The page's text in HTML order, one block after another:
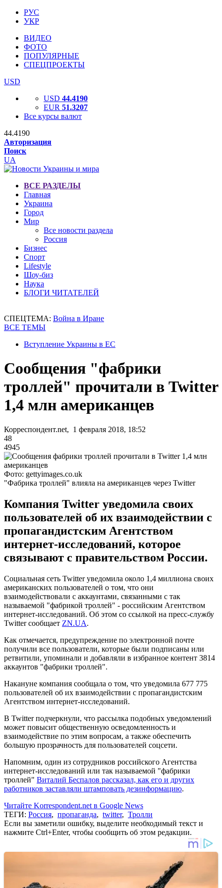
РУС
УКР
ВИДЕО
ФОТО
ПОПУЛЯРНЫЕ
СПЕЦПРОЕКТЫ
USD
USD 44.4190
EUR 51.3207
Все курсы валют
44.4190
Авторизация
Поиск
UA
ВСЕ РАЗДЕЛЫ
Главная
Украина
Город
Мир
Все новости раздела
Россия
Бизнес
Спорт
Lifestyle
Шоу-биз
Наука
БЛОГИ ЧИТАТЕЛЕЙ
СПЕЦТЕМА: Война в Иране
ВСЕ ТЕМЫ
Вступление Украины в ЕС
Сообщения "фабрики
троллей" прочитали в Twitter
1,4 млн американцев
Корреспондент.net, 1 февраля 2018, 18:52
48
4945
Фото: gettyimages.co.uk
"Фабрика троллей" влияла на американцев через Twitter
Компания Twitter уведомила своих
пользователей об их взаимодействии с
пропагандистским Агентством
интернет-исследований, которое
связывают с правительством России.
Социальная сеть Twitter уведомила около 1,4 миллиона своих
американских пользователей о том, что они
взаимодействовали с аккаунтами, связанными с так
называемой "фабрикой троллей" - российским Агентством
интернет-исследований. Об этом со ссылкой на пресс-службу
Twitter сообщает ZN.UA.
Как отмечается, предупреждение по электронной почте
получили все пользователи, которые были подписаны или
ретвитили, упоминали и добавляли в избранное контент 3814
аккаунтов "фабрики троллей".
Накануне компания сообщала о том, что уведомила 677 775
пользователей об их взаимодействии с пропагандистским
Агентством интернет-исследований.
В Twitter подчеркнули, что рассылка подобных уведомлений
может повысит общественную осведомленность и
взаимодействие по этим вопросам, а также обеспечить
большую прозрачность для пользователей соцсети.
Напомним, один из сотрудников российского Агентства
интернет-исследований или так называемой "фабрики
троллей" Виталий Беспалов рассказал, как его и других
работников заставляли штамповать дезинформацию.
Читайте Korrespondent.net в Google News
ТЕГИ: Россия, пропаганда, twitter, Тролли
Если вы заметили ошибку, выделите необходимый текст и
нажмите Ctrl+Enter, чтобы сообщить об этом редакции.